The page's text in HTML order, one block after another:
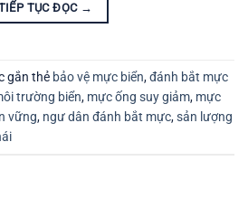
TỤC ĐỌC →
gắn thẻ bảo vệ mực biển,đánh bắt mực
trường biển, mực ống suy giảm, mực
vững, ngư dân đánh bắt mực,sản lượng